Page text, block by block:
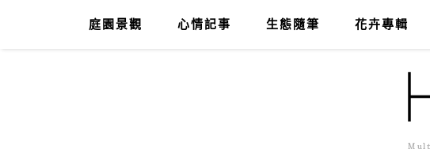
庭園景觀 心情記事 生態隨筆 花卉專輯